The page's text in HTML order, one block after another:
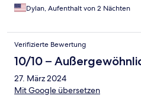
Dylan, Aufenthalt von 2 Nächten
Verifizierte Bewertung
10/10 –
27. März 2024
Mit Google übersetzen